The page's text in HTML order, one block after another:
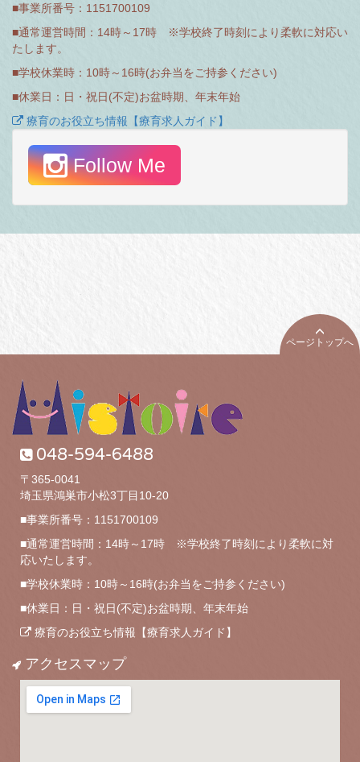
■事業所番号：1151700109
■通常運営時間：14時～17時 ※学校終了時刻により柔軟に対応い
たします。
■学校休業時：10時～16時(お弁当をご持参ください)
■休業日：日・祝日(不定)お盆時期、年末年始
療育のお役立ち情報【療育求人ガイド】
Follow Me
ページトップへ
048-594-6488
〒365-0041
埼玉県鴻巣市小松3丁目10-20
■事業所番号：1151700109
■通常運営時間：14時～17時 ※学校終了時刻により柔軟に対
応いたします。
■学校休業時：10時～16時(お弁当をご持参ください)
■休業日：日・祝日(不定)お盆時期、年末年始
療育のお役立ち情報【療育求人ガイド】
アクセスマップ